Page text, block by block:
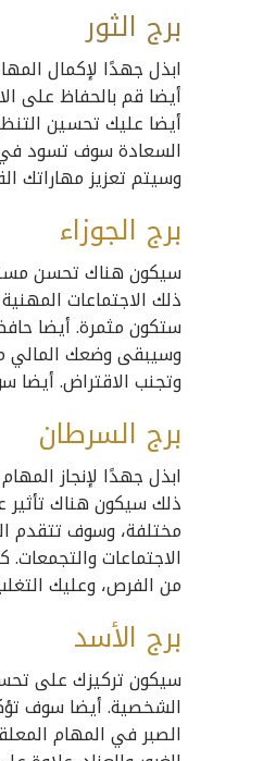
برج الثور
ابذل جهدًا لإكمال
أيضا قم بالحفاظ على
أيضا عليك تحسين
السعادة سوف تسود في
وسيتم تعزيز مهاراتك
برج الجوزاء
سيكون هناك تحسن
ذلك الاجتماعات
ستكون مثمرة. أيضا
وسيبقى وضعك المالي
وتجنب الاقتراض. أيضا
برج السرطان
ابذل جهدًا لإنجاز
ذلك سيكون هناك
مختلفة، وسوف تتقدم
الاجتماعات
من الفرص، وعليك
برج الأسد
سيكون تركيزك على
الشخصية. أيضا سوف
الصبر في المهام